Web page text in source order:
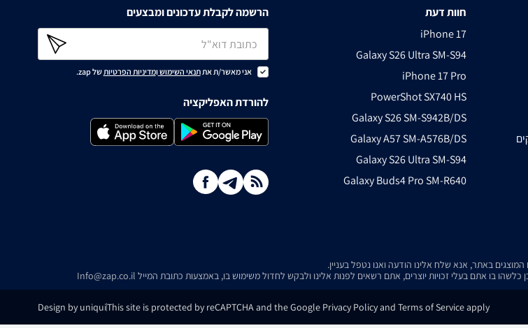
חוות דעת
iPhone 17
Galaxy S26 Ultra SM-S94
iPhone 17 Pro
PowerShot SX740 HS
Galaxy S26 SM-S942B/DS
Galaxy A57 SM-A576B/DS
Galaxy S26 Ultra SM-S94
Galaxy Buds4 Pro SM-R640
הרשמה לקבלת עדכונים ומבצעים
אני מאשר/ת אתתנאי השימושומדיניות הפרטיותשל zap.
להורדת האפליקציה
בו אתם בעלי זכויות יוצרים, אתם רשאים לפנות אלינו ולבקש לחדול משימוש בו, באמצעות כתובת המייל Info@zap.co.il
This site is protected by reCAPTCHA and the Google Privacy Policy and Terms of Service apply
Design by uniqui